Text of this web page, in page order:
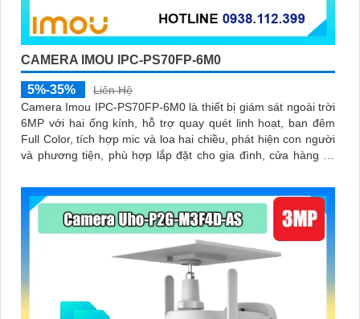
CAMERA IMOU IPC-PS70FP-6M0
5%-35%
Liên Hệ
Camera Imou IPC-PS70FP-6M0 là thiết bị giám sát ngoài trời
6MP với hai ống kính, hỗ trợ quay quét linh hoạt, ban đêm
Full Color, tích hợp mic và loa hai chiều, phát hiện con người
và phương tiện, phù hợp lắp đặt cho gia đình, cửa hàng và